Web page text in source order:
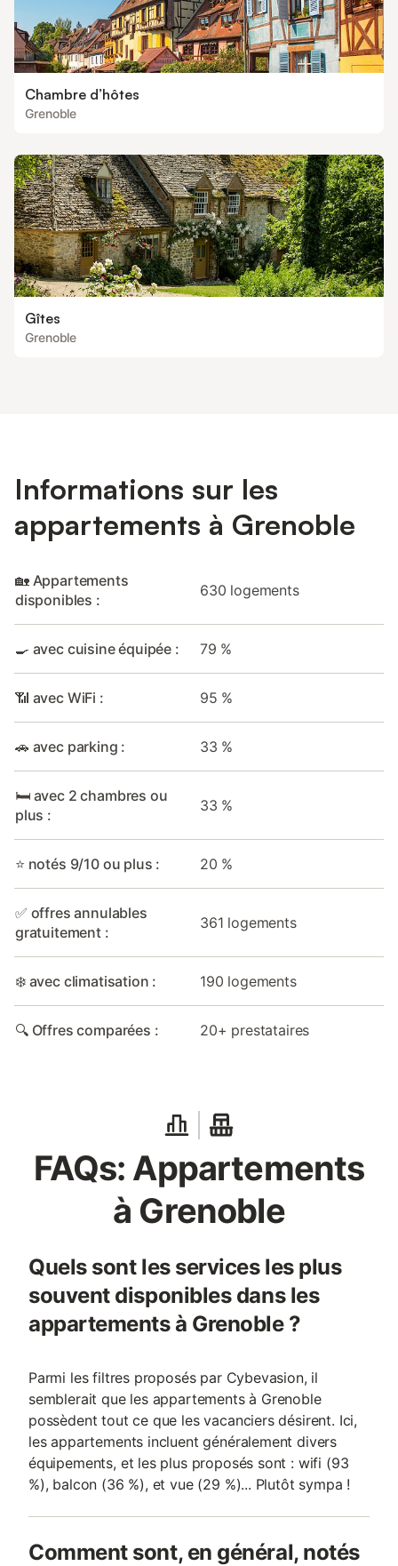
Chambre d’hôtes
Grenoble
Gîtes
Grenoble
Informations sur les
appartements à Grenoble
🏡 Appartements
disponibles :
630 logements
🍳 avec cuisine équipée : 79 %
📶 avec WiFi : 95 %
🚗 avec parking : 33 %
🛏️ avec 2 chambres ou
plus :
33 %
⭐ notés 9/10 ou plus : 20 %
✅ offres annulables
gratuitement :
361 logements
❄️ avec climatisation : 190 logements
🔍 Offres comparées : 20+ prestataires
FAQs: Appartements
à Grenoble
Quels sont les services les plus
souvent disponibles dans les
appartements à Grenoble ?
Parmi les filtres proposés par Cybevasion, il
semblerait que les appartements à Grenoble
possèdent tout ce que les vacanciers désirent. Ici,
les appartements incluent généralement divers
équipements, et les plus proposés sont : wifi (93
%), balcon (36 %), et vue (29 %)... Plutôt sympa !
Comment sont, en général, notés